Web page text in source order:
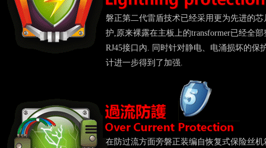
磐正第二代雷盾技术已经采用更为先进的芯
护,原来裸露在主板上的transformer已经全部
RJ45接口內. 同时针对静电、电涌损坏的保
计进一步得到了加强.
在防过流方面旁磐正装编自恢复式保险丝机